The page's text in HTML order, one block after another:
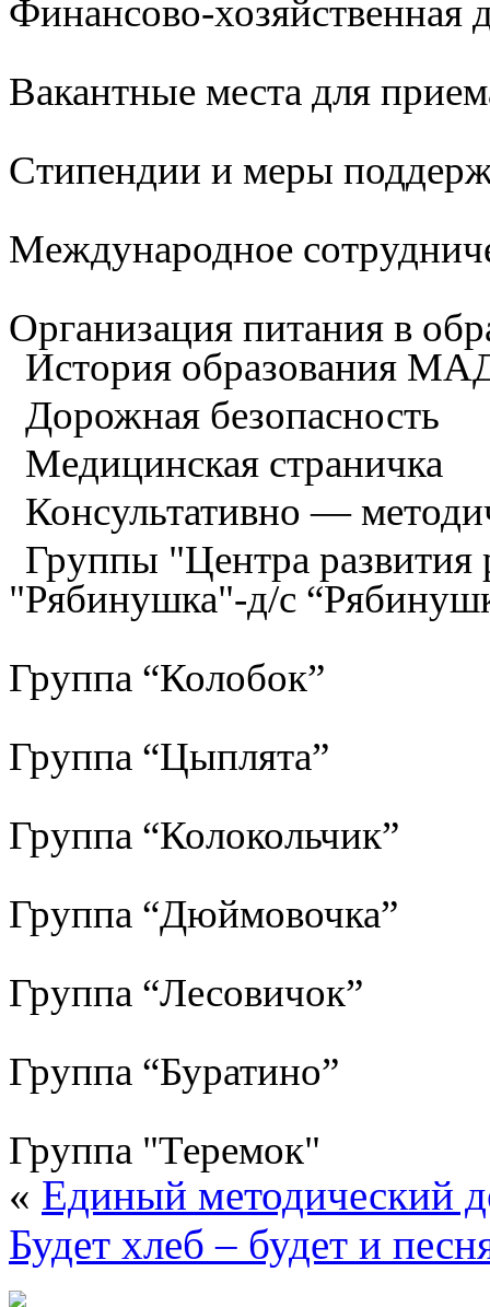
Финансово-хозяйственная
Вакантные места для
Стипендии и меры
Международное
Организация питания в
История образования
Дорожная безопасность
Медицинская страничка
Консультативно —
Группы "Центра развития
"Рябинушка"-д/с
Группа “Колобок”
Группа “Цыплята”
Группа “Колокольчик”
Группа “Дюймовочка”
Группа “Лесовичок”
Группа “Буратино”
Группа "Теремок"
« Единый методический
Будет хлеб – будет и